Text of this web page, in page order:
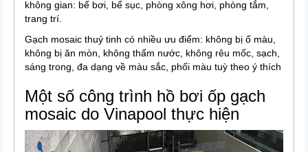
không gian: bể bơi, bể sục, phòng xông hơi, phòng tắm,
trang trí.
Gạch mosaic thuỷ tinh có nhiều ưu điểm: không bị ố màu,
không bị ăn mòn, không thấm nước, không rêu mốc, sạch,
sáng trong, đa dạng về màu sắc, phối màu tuỳ theo ý thích
Một số công trình hồ bơi ốp gạch
mosaic do Vinapool thực hiện